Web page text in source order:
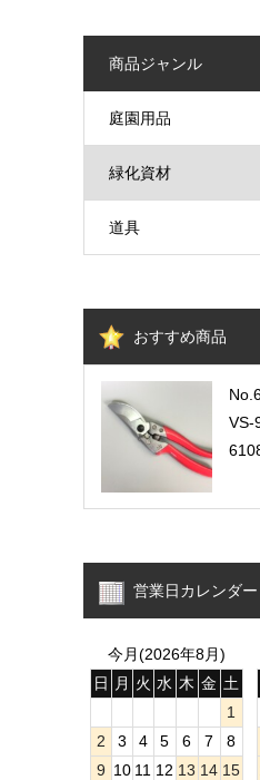
商品ジャンル
庭園用品
緑化資材
道具
おすすめ商品
VS-
営業日カレンダー
今月(2026年8月)
日
月 火 水 木 金 土
1
2
3 4 5 6 7
8
9 10 11 12 13 14 15